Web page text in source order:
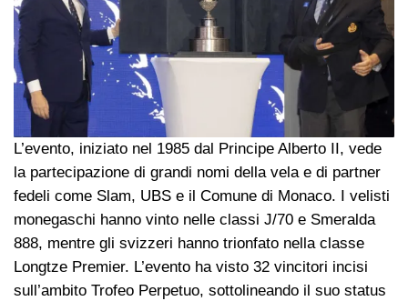
L’evento, iniziato nel 1985 dal Principe Alberto II, vede
la partecipazione di grandi nomi della vela e di partner
fedeli come Slam, UBS e il Comune di Monaco. I velisti
monegaschi hanno vinto nelle classi J/70 e Smeralda
888, mentre gli svizzeri hanno trionfato nella classe
Longtze Premier. L’evento ha visto 32 vincitori incisi
sull’ambito Trofeo Perpetuo, sottolineando il suo status